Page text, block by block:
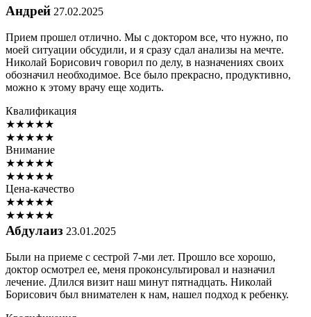
Андрей 27.02.2025
Прием прошел отлично. Мы с доктором все, что нужно, по
моей ситуации обсудили, и я сразу сдал анализы на мечте.
Николай Борисович говорил по делу, в назначениях своих
обозначил необходимое. Все было прекрасно, продуктивно,
можно к этому врачу еще ходить.
Квалификация
★★★★★
★★★★★
Внимание
★★★★★
★★★★★
Цена-качество
★★★★★
★★★★★
Абдулаиз 23.01.2025
Были на приеме с сестрой 7-ми лет. Прошло все хорошо,
доктор осмотрел ее, меня проконсультировал и назначил
лечение. Длился визит наш минут пятнадцать. Николай
Борисович был внимателен к нам, нашел подход к ребенку.